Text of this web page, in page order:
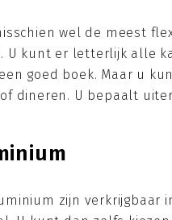
wel de meest
U kunt er letterlijk alle
goed boek. Maar u
dineren. U bepaalt
zijn